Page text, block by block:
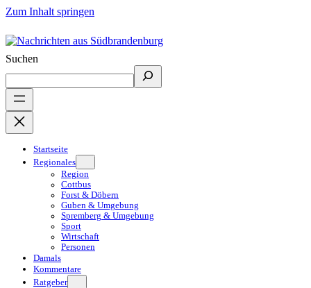
Zum Inhalt springen
Suchen
Startseite
Regionales
Region
Cottbus
Forst & Döbern
Guben & Umgebung
Spremberg & Umgebung
Sport
Wirtschaft
Personen
Damals
Kommentare
Ratgeber